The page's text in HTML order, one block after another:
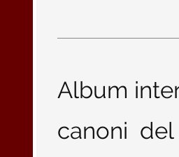
Album
canoni